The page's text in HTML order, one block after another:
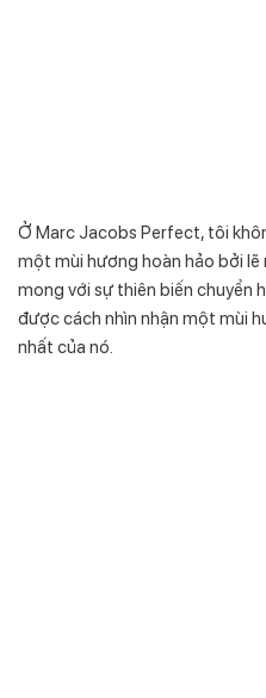
Ở Marc Jacobs Perfect, tôi
một mùi hương hoàn hảo bởi
mong với sự thiên biến chuyển
được cách nhìn nhận một mùi
nhất của nó.